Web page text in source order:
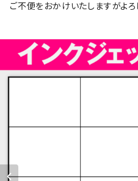
ご不便をおかけいたしますがよろ